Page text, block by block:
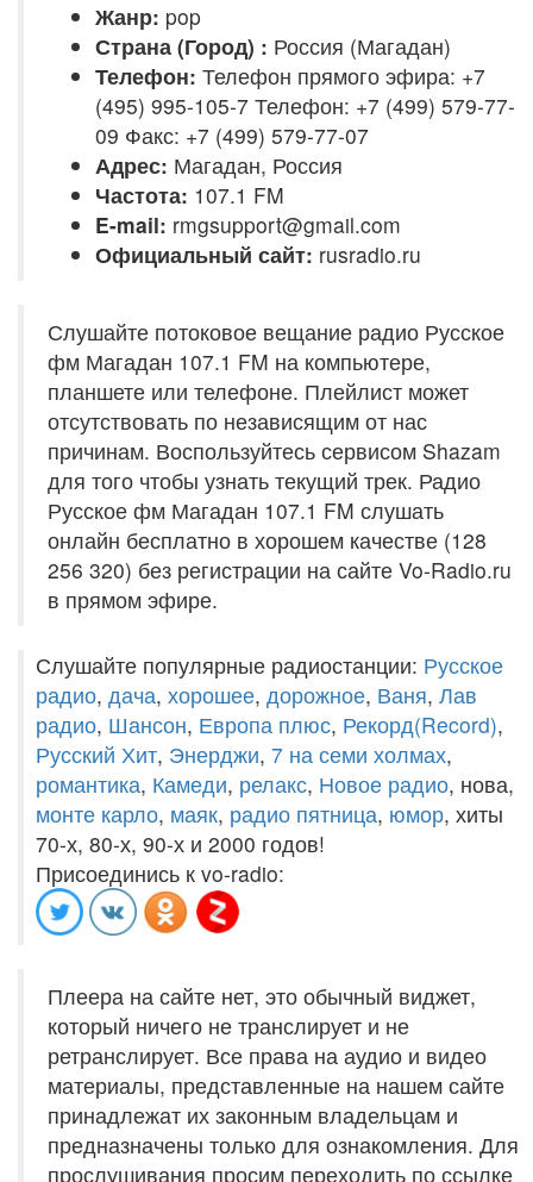
Жанр: pop
Страна (Город) : Россия (Магадан)
Телефон: Телефон прямого эфира: +7
(495) 995-105-7 Телефон: +7 (499) 579-77-
09 Факс: +7 (499) 579-77-07
Адрес: Магадан, Россия
Частота: 107.1 FM
E-mail: rmgsupport@gmail.com
Официальный сайт: rusradio.ru
Слушайте потоковое вещание радио Русское
фм Магадан 107.1 FM на компьютере,
планшете или телефоне. Плейлист может
отсутствовать по независящим от нас
причинам. Воспользуйтесь сервисом Shazam
для того чтобы узнать текущий трек. Радио
Русское фм Магадан 107.1 FM слушать
онлайн бесплатно в хорошем качестве (128
256 320) без регистрации на сайте Vo-Radio.ru
в прямом эфире.
Слушайте популярные радиостанции: Русское
радио, дача, хорошее, дорожное, Ваня, Лав
радио, Шансон, Европа плюс, Рекорд(Record),
Русский Хит, Энерджи, 7 на семи холмах,
романтика, Камеди, релакс, Новое радио, нова,
монте карло, маяк, радио пятница, юмор, хиты
70-х, 80-х, 90-х и 2000 годов!
Присоединись к vo-radio:
Плеера на сайте нет, это обычный виджет,
который ничего не транслирует и не
ретранслирует. Все права на аудио и видео
материалы, представленные на нашем сайте
принадлежат их законным владельцам и
предназначены только для ознакомления. Для
прослушивания просим переходить по ссылке